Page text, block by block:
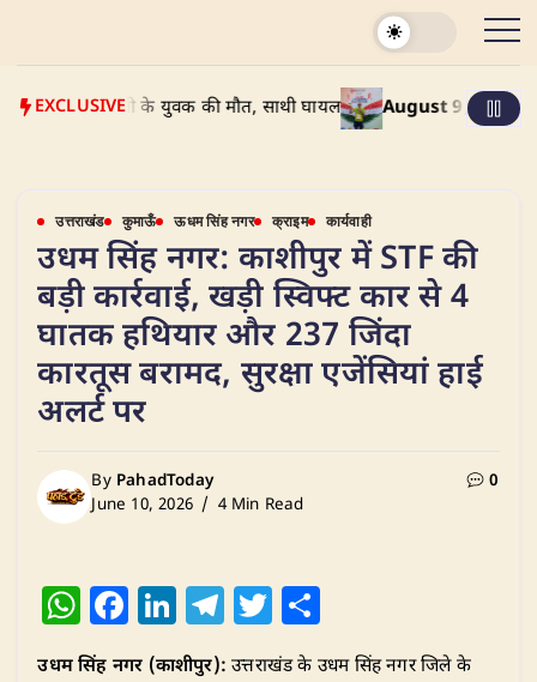
content
EXCLUSIVE
दिल्ली के युवक की मौत, साथी घायल August 9, 2026Delhi
उत्तराखंड कुमाऊँ ऊधम सिंह नगर क्राइम कार्यवाही
उधम सिंह नगर: काशीपुर में STF की
बड़ी कार्रवाई, खड़ी स्विफ्ट कार से 4
घातक हथियार और 237 जिंदा
कारतूस बरामद, सुरक्षा एजेंसियां हाई
अलर्ट पर
By PahadToday
June 10, 2026
4 Min Read
0
W
h
F Li
n
T T
w
उधम सिंह नगर (काशीपुर): उत्तराखंड के उधम सिंह नगर जिले के